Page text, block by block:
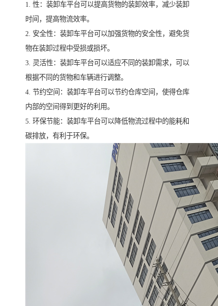
1. 性：装卸车平台可以提高货物的装卸效率，减少装卸
时间，提高物流效率。
2. 安全性：装卸车平台可以加强货物的安全性，避免货
物在装卸过程中受损或损坏。
3. 灵活性：装卸车平台可以适应不同的装卸需求，可以
根据不同的货物和车辆进行调整。
4. 节约空间：装卸车平台可以节约仓库空间，使得仓库
内部的空间得到更好的利用。
5. 环保节能：装卸车平台可以降低物流过程中的能耗和
碳排放，有利于环保。